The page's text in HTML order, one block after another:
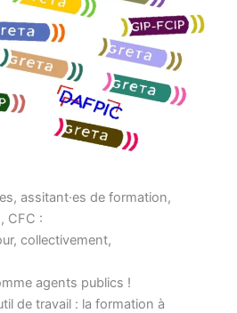
assitant·es de formation,
CFC :
collectivement,
agents publics !
de travail : la formation à